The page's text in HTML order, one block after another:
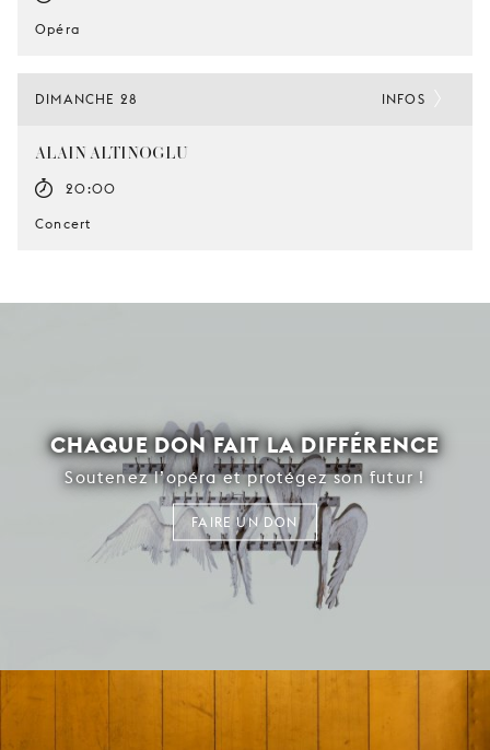
Opéra
DIMANCHE 28
ALAIN ALTINOGLU
20:00
Concert
INFOS
CHAQUE DON FAIT LA DIFFÉRENCE
Soutenez l’opéra et protégez son futur !
FAIRE UN DON